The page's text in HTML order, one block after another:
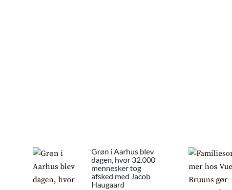
Grøn i Aarhus blev
dagen, hvor 32.000
mennesker tog
afsked med Jacob
Haugaard